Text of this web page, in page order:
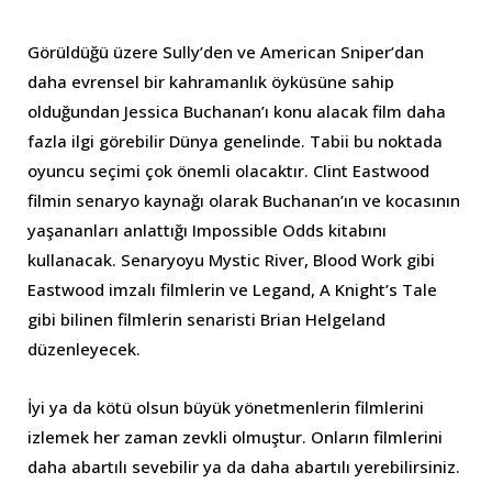
Görüldüğü üzere Sully’den ve American Sniper’dan
daha evrensel bir kahramanlık öyküsüne sahip
olduğundan Jessica Buchanan’ı konu alacak film daha
fazla ilgi görebilir Dünya genelinde. Tabii bu noktada
oyuncu seçimi çok önemli olacaktır. Clint Eastwood
filmin senaryo kaynağı olarak Buchanan’ın ve kocasının
yaşananları anlattığı Impossible Odds kitabını
kullanacak. Senaryoyu Mystic River, Blood Work gibi
Eastwood imzalı filmlerin ve Legand, A Knight’s Tale
gibi bilinen filmlerin senaristi Brian Helgeland
düzenleyecek.
İyi ya da kötü olsun büyük yönetmenlerin filmlerini
izlemek her zaman zevkli olmuştur. Onların filmlerini
daha abartılı sevebilir ya da daha abartılı yerebilirsiniz.